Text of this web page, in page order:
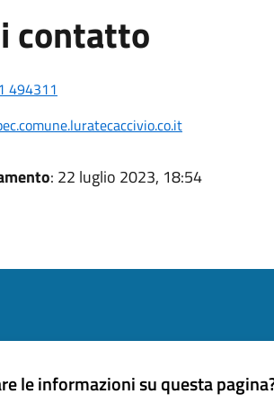
contatto
494311
: 22 luglio 2023, 18:54
le informazioni su questa